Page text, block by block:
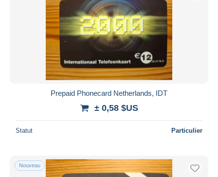
Prepaid Phonecard Netherlands, IDT
± 0,58 $US
Statut Particulier
Nouveau